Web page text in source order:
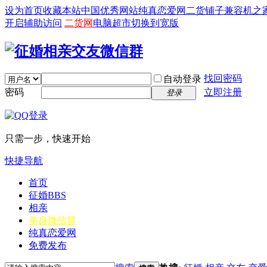
设为首页收藏本站中国优秀网站纯真恋爱网 二货铺子兼容机之
开启辅助访问 二货网 电脑超市切换到宽版
自动登录 找回密码
密码
登录 立即注册
只需一步，快速开始
快捷导航
首页
征婚BBS
相亲
单身微信群
纯真恋爱网
免费发布